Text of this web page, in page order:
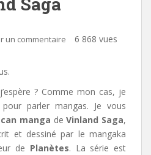
un commentaire 6 868 vues
? Comme mon cas, je
parler mangas. Je vous
manga deVinland Saga,
et dessiné par le mangaka
de Planètes. La série est